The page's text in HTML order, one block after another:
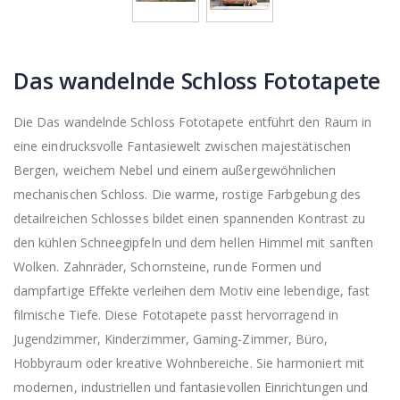
Das wandelnde Schloss Fototapete
Die Das wandelnde Schloss Fototapete entführt den Raum in
eine eindrucksvolle Fantasiewelt zwischen majestätischen
Bergen, weichem Nebel und einem außergewöhnlichen
mechanischen Schloss. Die warme, rostige Farbgebung des
detailreichen Schlosses bildet einen spannenden Kontrast zu
den kühlen Schneegipfeln und dem hellen Himmel mit sanften
Wolken. Zahnräder, Schornsteine, runde Formen und
dampfartige Effekte verleihen dem Motiv eine lebendige, fast
filmische Tiefe. Diese Fototapete passt hervorragend in
Jugendzimmer, Kinderzimmer, Gaming-Zimmer, Büro,
Hobbyraum oder kreative Wohnbereiche. Sie harmoniert mit
modernen, industriellen und fantasievollen Einrichtungen und